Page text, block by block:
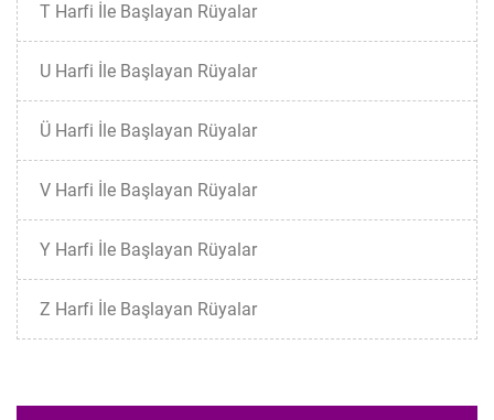
T Harfi İle Başlayan Rüyalar
U Harfi İle Başlayan Rüyalar
Ü Harfi İle Başlayan Rüyalar
V Harfi İle Başlayan Rüyalar
Y Harfi İle Başlayan Rüyalar
Z Harfi İle Başlayan Rüyalar